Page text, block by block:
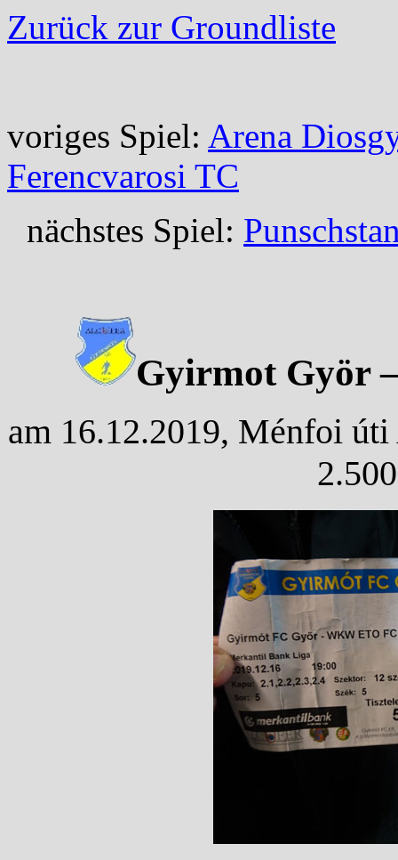
Zurück zur Groundliste
voriges Spiel: Arena
Ferencvarosi TC
nächstes Spiel:
Gyirmot Györ
am 16.12.2019, Ménfoi